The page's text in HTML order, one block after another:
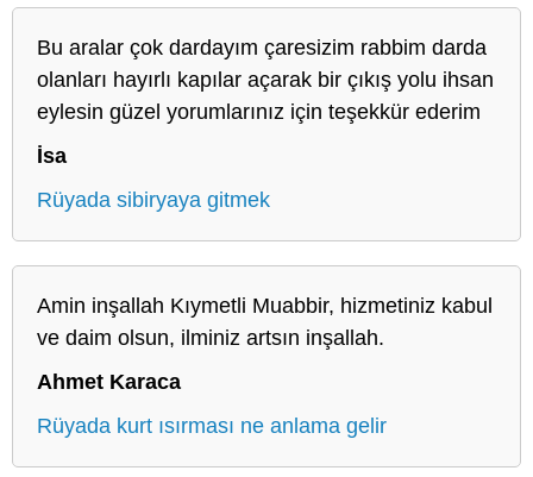
Bu aralar çok dardayım çaresizim rabbim darda
olanları hayırlı kapılar açarak bir çıkış yolu ihsan
eylesin güzel yorumlarınız için teşekkür ederim
İsa
Rüyada sibiryaya gitmek
Amin inşallah Kıymetli Muabbir, hizmetiniz kabul
ve daim olsun, ilminiz artsın inşallah.
Ahmet Karaca
Rüyada kurt ısırması ne anlama gelir